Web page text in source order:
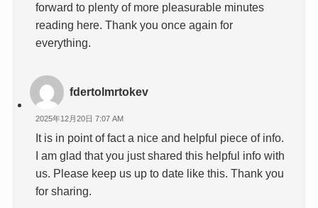
forward to plenty of more pleasurable minutes
reading here. Thank you once again for
everything.
fdertolmrtokev
2025年12月20日 7:07 AM
It is in point of fact a nice and helpful piece of info.
I am glad that you just shared this helpful info with
us. Please keep us up to date like this. Thank you
for sharing.